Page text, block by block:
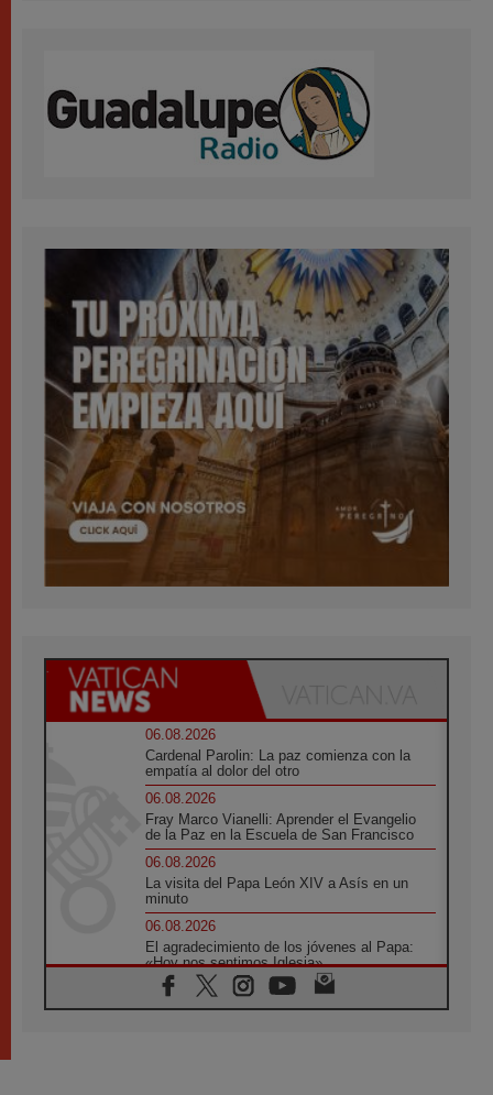
06.08.2026
Cardenal Parolin: La paz comienza con la
empatía al dolor del otro
06.08.2026
Fray Marco Vianelli: Aprender el Evangelio
de la Paz en la Escuela de San Francisco
06.08.2026
La visita del Papa León XIV a Asís en un
minuto
06.08.2026
El agradecimiento de los jóvenes al Papa:
«Hoy nos sentimos Iglesia»
06.08.2026
Líbano: Reanudan los coloquios en Roma en